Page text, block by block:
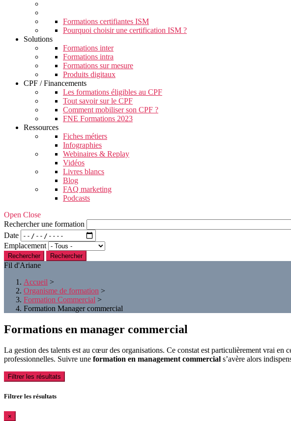
Formations certifiantes ISM
Pourquoi choisir une certification ISM ?
Solutions
Formations inter
Formations intra
Formations sur mesure
Produits digitaux
CPF / Financements
Les formations éligibles au CPF
Tout savoir sur le CPF
Comment mobiliser son CPF ?
FNE Formations 2023
Ressources
Fiches métiers
Infographies
Webinaires & Replay
Vidéos
Livres blancs
Blog
FAQ marketing
Podcasts
Open Close
Rechercher une formation
Date
Emplacement
Rechercher
Fil d'Ariane
Accueil >
Organisme de formation >
Formation Commercial >
Formation Manager commercial
Formations en manager commercial
La gestion des talents est au cœur des organisations. Ce constat est particulièrement vrai
professionnelles. Suivre une formation en management commercial s’avère alors
Filtrer les résultats
Filtrer les résultats
×